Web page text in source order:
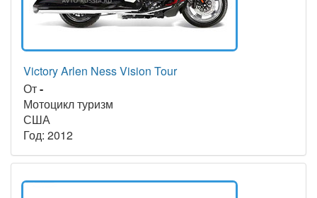
Victory Arlen Ness Vision Tour
От-
Мотоцикл туризм
США
Год: 2012